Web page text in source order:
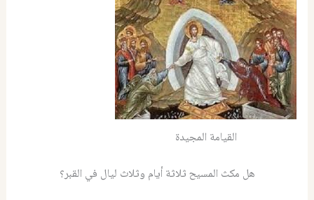
القيامة المجيدة
هل مكث المسيح ثلاثة أيام وثلاث ليال في القبر؟